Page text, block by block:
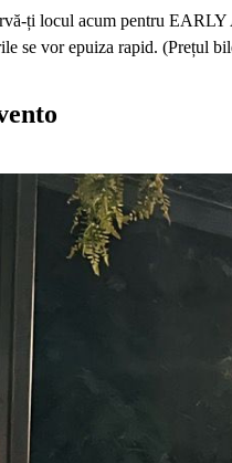
ți locul acum pentru EARLY
se vor epuiza rapid. (Prețul